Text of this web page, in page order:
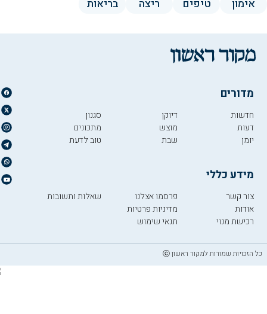
אימון טיפים ריצה בריאות
מדורים
חדשות
דעות
יומן
דיוקן
מוצש
שבת
סגנון
מתכונים
טוב לדעת
מידע כללי
צור קשר
אודות
רכישת מנוי
פרסמו אצלנו
מדיניות פרטיות
תנאי שימוש
שאלות ותשובות
כל הזכויות שמורות למקור ראשון ⓒ